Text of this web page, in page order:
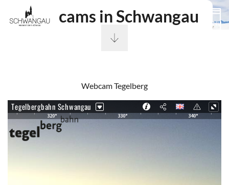
MENÜ
Webcams in Schwangau
Webcam Tegelberg